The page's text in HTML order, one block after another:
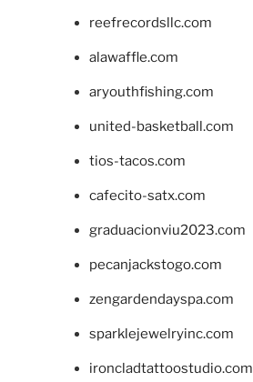
reefrecordsllc.com
alawaffle.com
aryouthfishing.com
united-basketball.com
tios-tacos.com
cafecito-satx.com
graduacionviu2023.com
pecanjackstogo.com
zengardendayspa.com
sparklejewelryinc.com
ironcladtattoostudio.com